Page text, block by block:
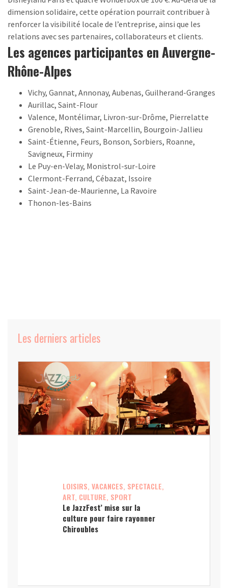
dimension solidaire, cette opération pourrait contribuer à
renforcer la visibilité locale de l’entreprise, ainsi que les
relations avec ses partenaires, collaborateurs et clients.
Les agences participantes en Auvergne-
Rhône-Alpes
Vichy, Gannat, Annonay, Aubenas, Guilherand-Granges
Aurillac, Saint-Flour
Valence, Montélimar, Livron-sur-Drôme, Pierrelatte
Grenoble, Rives, Saint-Marcellin, Bourgoin-Jallieu
Saint-Étienne, Feurs, Bonson, Sorbiers, Roanne,
Savigneux, Firminy
Le Puy-en-Velay, Monistrol-sur-Loire
Clermont-Ferrand, Cébazat, Issoire
Saint-Jean-de-Maurienne, La Ravoire
Thonon-les-Bains
Les derniers articles
LOISIRS, VACANCES, SPECTACLE,
ART, CULTURE, SPORT
Le JazzFest’ mise sur la
culture pour faire rayonner
Chiroubles